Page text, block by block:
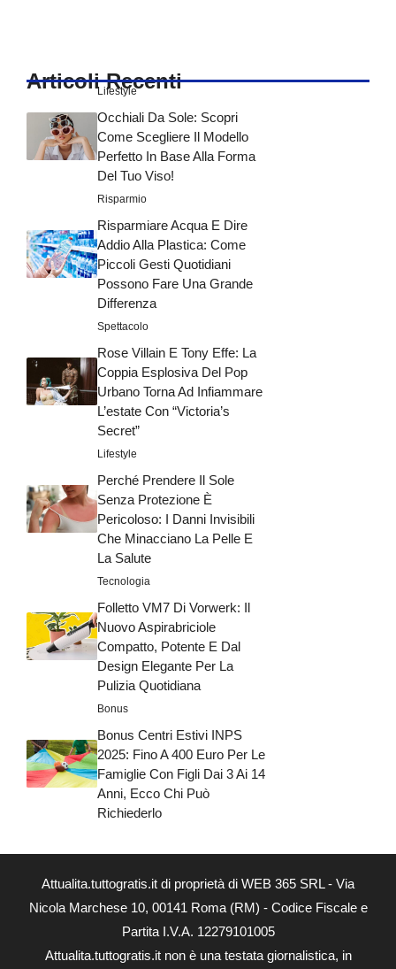
Articoli Recenti
Lifestyle
Occhiali Da Sole: Scopri
Come Scegliere Il Modello
Perfetto In Base Alla Forma
Del Tuo Viso!
Risparmio
Risparmiare Acqua E Dire
Addio Alla Plastica: Come
Piccoli Gesti Quotidiani
Possono Fare Una Grande
Differenza
Spettacolo
Rose Villain E Tony Effe: La
Coppia Esplosiva Del Pop
Urbano Torna Ad Infiammare
L’estate Con “Victoria’s
Secret”
Lifestyle
Perché Prendere Il Sole
Senza Protezione È
Pericoloso: I Danni Invisibili
Che Minacciano La Pelle E
La Salute
Tecnologia
Folletto VM7 Di Vorwerk: Il
Nuovo Aspirabriciole
Compatto, Potente E Dal
Design Elegante Per La
Pulizia Quotidiana
Bonus
Bonus Centri Estivi INPS
2025: Fino A 400 Euro Per Le
Famiglie Con Figli Dai 3 Ai 14
Anni, Ecco Chi Può
Richiederlo
Attualita.tuttogratis.it di proprietà di WEB 365 SRL - Via
Nicola Marchese 10, 00141 Roma (RM) - Codice Fiscale e
Partita I.V.A. 12279101005
Attualita.tuttogratis.it non è una testata giornalistica, in